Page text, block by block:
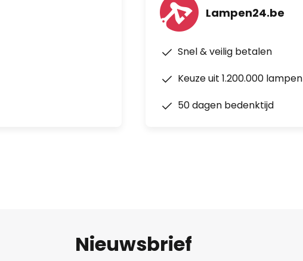
Lampen24.be
Snel & veilig betalen
Keuze uit 1.200.000 lampen
50 dagen bedenktijd
Nieuwsbrief